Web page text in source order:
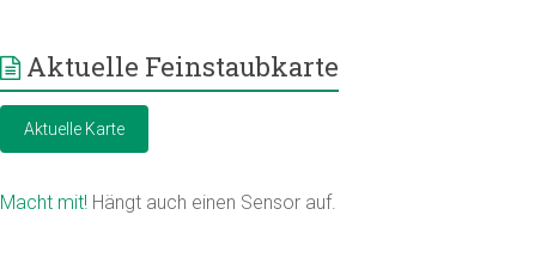
Aktuelle Feinstaubkarte
Aktuelle Karte
Macht mit! Hängt auch einen Sensor auf.